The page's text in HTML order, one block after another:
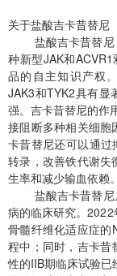
关于盐酸吉卡昔替尼
盐酸吉卡昔替尼
种新型JAK和
品的自主知识产权
JAK3和TYK2具有显
强。吉卡昔替尼的作
接阻断多种相关细胞
卡昔替尼还可以通
转录，改善铁代谢失
生率和减少输血依赖。
盐酸吉卡昔替尼
病的临床研究。
骨髓纤维化适应症的
程中；同时，吉卡昔
性的IIB期临床试验